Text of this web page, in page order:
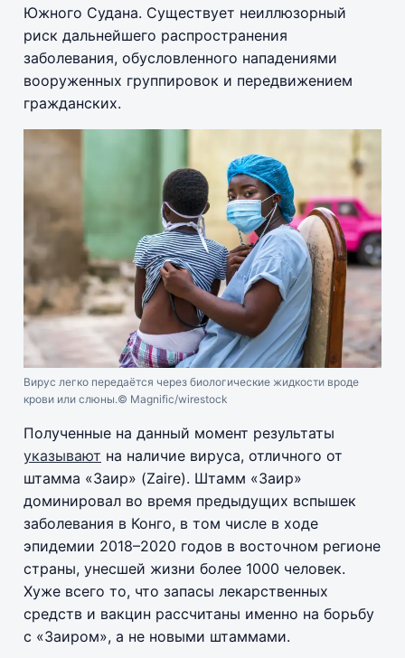
Южного Судана. Существует неиллюзорный
риск дальнейшего распространения
заболевания, обусловленного нападениями
вооруженных группировок и передвижением
гражданских.
Вирус легко передаётся через биологические жидкости вроде
крови или слюны.© Magnific/wirestock
Полученные на данный момент результаты
указывают на наличие вируса, отличного от
штамма «Заир» (Zaire). Штамм «Заир»
доминировал во время предыдущих вспышек
заболевания в Конго, в том числе в ходе
эпидемии 2018–2020 годов в восточном регионе
страны, унесшей жизни более 1000 человек.
Хуже всего то, что запасы лекарственных
средств и вакцин рассчитаны именно на борьбу
с «Заиром», а не новыми штаммами.